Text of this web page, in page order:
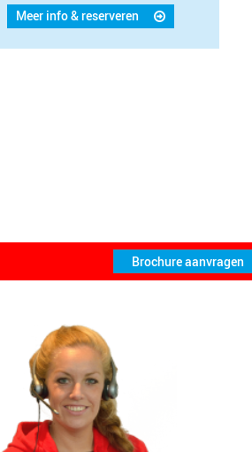
Meer info & reserveren